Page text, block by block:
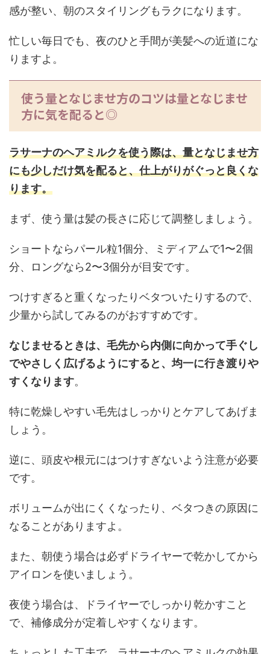
感が整い、朝のスタイリングもラクになります。
忙しい毎日でも、夜のひと手間が美髪への近道にな
りますよ。
使う量となじませ方のコツは量となじませ
方に気を配ると◎
ラサーナのヘアミルクを使う際は、量となじませ方
にも少しだけ気を配ると、仕上がりがぐっと良くな
ります。
まず、使う量は髪の長さに応じて調整しましょう。
ショートならパール粒1個分、ミディアムで1〜2個
分、ロングなら2〜3個分が目安です。
つけすぎると重くなったりベタついたりするので、
少量から試してみるのがおすすめです。
なじませるときは、毛先から内側に向かって手ぐし
でやさしく広げるようにすると、均一に行き渡りや
すくなります。
特に乾燥しやすい毛先はしっかりとケアしてあげま
しょう。
逆に、頭皮や根元にはつけすぎないよう注意が必要
です。
ボリュームが出にくくなったり、ベタつきの原因に
なることがありますよ。
また、朝使う場合は必ずドライヤーで乾かしてから
アイロンを使いましょう。
夜使う場合は、ドライヤーでしっかり乾かすこと
で、補修成分が定着しやすくなります。